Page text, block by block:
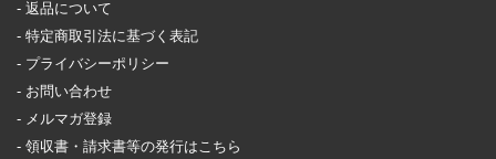
返品について
特定商取引法に基づく表記
プライバシーポリシー
お問い合わせ
メルマガ登録
領収書・請求書等の発行はこちら